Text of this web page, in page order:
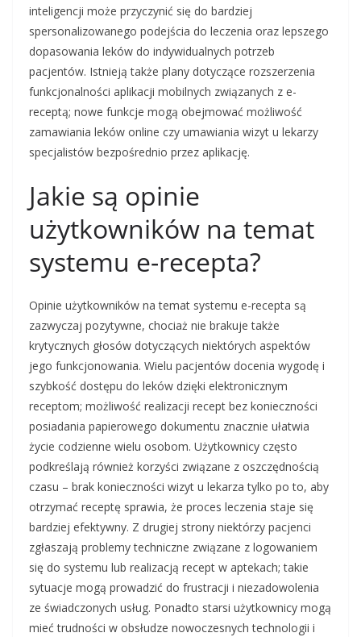
inteligencji może przyczynić się do bardziej
spersonalizowanego podejścia do leczenia oraz lepszego
dopasowania leków do indywidualnych potrzeb
pacjentów. Istnieją także plany dotyczące rozszerzenia
funkcjonalności aplikacji mobilnych związanych z e-
receptą; nowe funkcje mogą obejmować możliwość
zamawiania leków online czy umawiania wizyt u lekarzy
specjalistów bezpośrednio przez aplikację.
Jakie są opinie
użytkowników na temat
systemu e-recepta?
Opinie użytkowników na temat systemu e-recepta są
zazwyczaj pozytywne, chociaż nie brakuje także
krytycznych głosów dotyczących niektórych aspektów
jego funkcjonowania. Wielu pacjentów docenia wygodę i
szybkość dostępu do leków dzięki elektronicznym
receptom; możliwość realizacji recept bez konieczności
posiadania papierowego dokumentu znacznie ułatwia
życie codzienne wielu osobom. Użytkownicy często
podkreślają również korzyści związane z oszczędnością
czasu – brak konieczności wizyt u lekarza tylko po to, aby
otrzymać receptę sprawia, że proces leczenia staje się
bardziej efektywny. Z drugiej strony niektórzy pacjenci
zgłaszają problemy techniczne związane z logowaniem
się do systemu lub realizacją recept w aptekach; takie
sytuacje mogą prowadzić do frustracji i niezadowolenia
ze świadczonych usług. Ponadto starsi użytkownicy mogą
mieć trudności w obsłudze nowoczesnych technologii i